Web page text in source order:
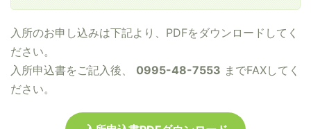
入所のお申し込みは下記より、PDFをダウンロードしてく
ださい。
入所申込書をご記入後、
0995-48-7553 までFAXしてく
ださい。